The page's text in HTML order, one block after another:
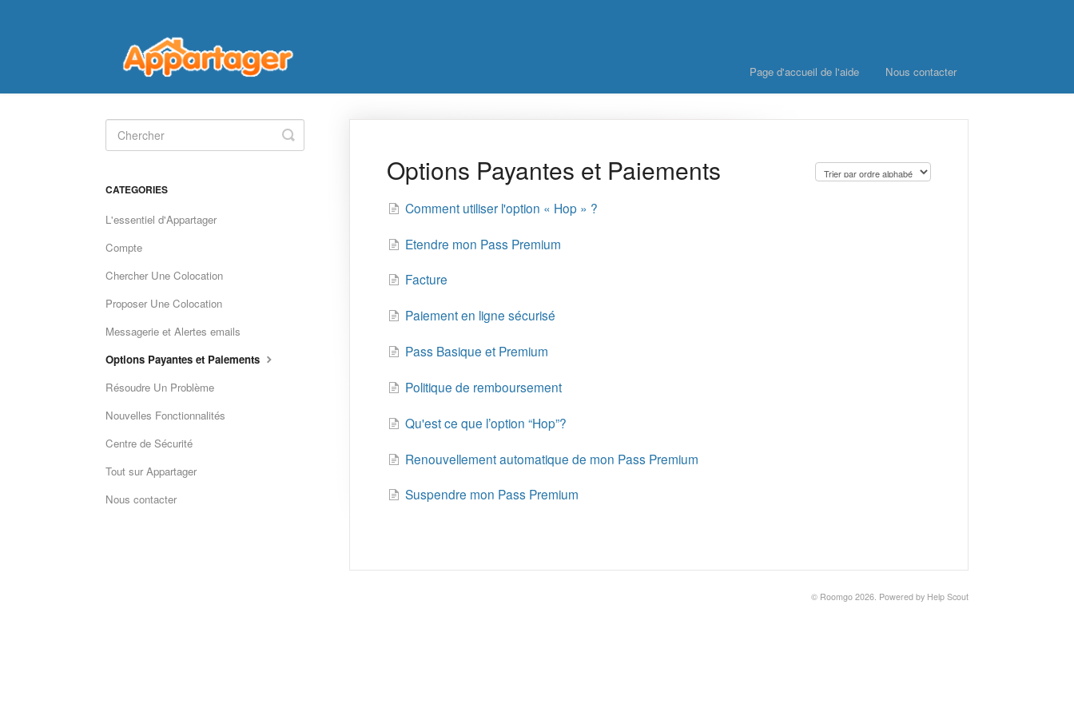
Page d'accueil de l'aide Nous contacter
Options Payantes et Paiements
Comment utiliser l'option « Hop » ?
Etendre mon Pass Premium
Facture
Paiement en ligne sécurisé
Pass Basique et Premium
Politique de remboursement
Qu'est ce que l’option “Hop”?
Renouvellement automatique de mon Pass Premium
Suspendre mon Pass Premium
Toggle
Search
CATEGORIES
L'essentiel d'Appartager
Compte
Chercher Une Colocation
Proposer Une Colocation
Messagerie et Alertes emails
Options Payantes et Paiements
Résoudre Un Problème
Nouvelles Fonctionnalités
Centre de Sécurité
Tout sur Appartager
Nous contacter
© Roomgo 2026. Powered by Help Scout